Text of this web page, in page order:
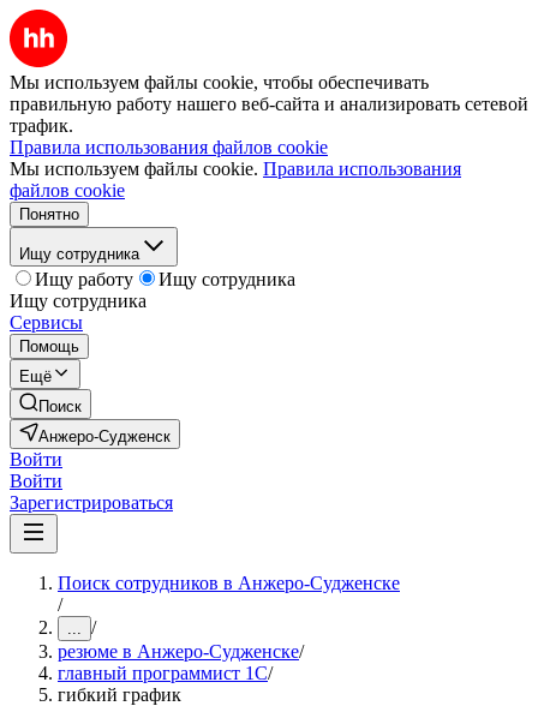
Мы используем файлы cookie, чтобы обеспечивать
правильную работу нашего веб-сайта и анализировать сетевой
трафик.
Правила использования файлов cookie
Мы используем файлы cookie. Правила использования
файлов cookie
Понятно
Ищу сотрудника
Ищу работу
Ищу сотрудника
Ищу сотрудника
Сервисы
Помощь
Ещё
Поиск
Анжеро-Судженск
Войти
Войти
Зарегистрироваться
Поиск сотрудников в Анжеро-Судженске
/
... /
резюме в Анжеро-Судженске/
главный программист 1С/
гибкий график